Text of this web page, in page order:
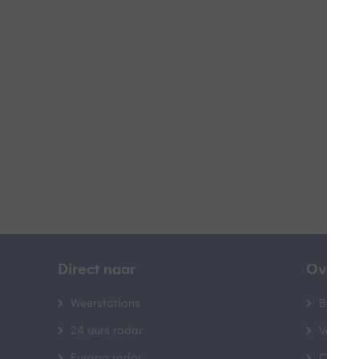
Direct naar
Weerstations
24 uurs radar
Over